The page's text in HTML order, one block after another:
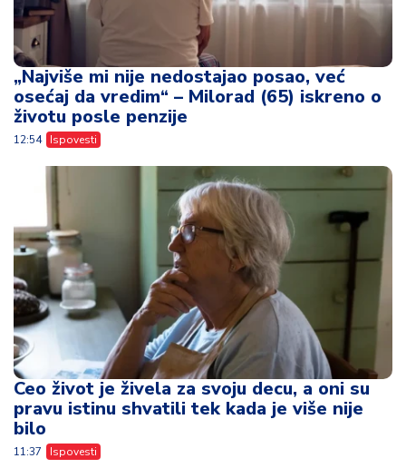
„Najviše mi nije nedostajao posao, već
osećaj da vredim“ – Milorad (65) iskreno o
životu posle penzije
12:54 Ispovesti
Ceo život je živela za svoju decu, a oni su
pravu istinu shvatili tek kada je više nije
bilo
11:37 Ispovesti